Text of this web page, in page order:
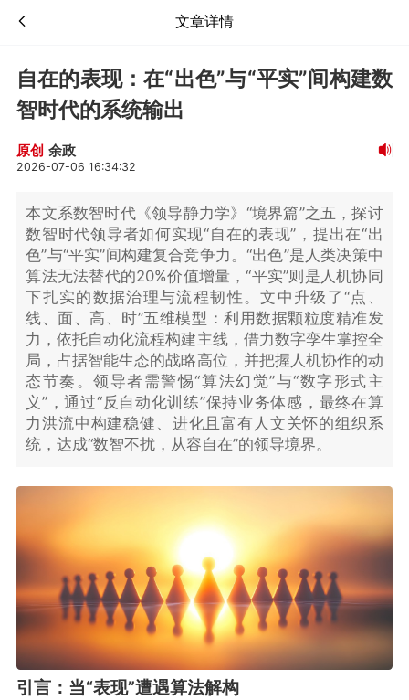
文章详情
自在的表现：在“出色”与“平实”间构建数
智时代的系统输出
原创 余政
2026-07-06 16:34:32
本文系数智时代《领导静力学》“境界篇”之五，探讨
数智时代领导者如何实现“自在的表现”，提出在“出
色”与“平实”间构建复合竞争力。“出色”是人类决策中
算法无法替代的20%价值增量，“平实”则是人机协同
下扎实的数据治理与流程韧性。文中升级了“点、
线、面、高、时”五维模型：利用数据颗粒度精准发
力，依托自动化流程构建主线，借力数字孪生掌控全
局，占据智能生态的战略高位，并把握人机协作的动
态节奏。领导者需警惕“算法幻觉”与“数字形式主
义”，通过“反自动化训练”保持业务体感，最终在算
力洪流中构建稳健、进化且富有人文关怀的组织系
统，达成“数智不扰，从容自在”的领导境界。
引言：当“表现”遭遇算法解构